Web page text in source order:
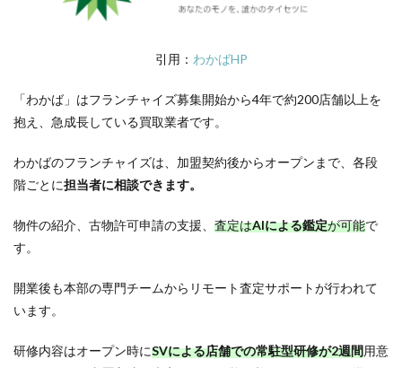
引用： わかばHP
「わかば」はフランチャイズ募集開始から4年で約200店舗以上を
抱え、急成長している買取業者です。
わかばのフランチャイズは、加盟契約後からオープンまで、各段
階ごとに担当者に相談できます。
物件の紹介、古物許可申請の支援、 査定はAIによる鑑定が可能で
す。
開業後も本部の専門チームからリモート査定サポートが行われて
います。
研修内容はオープン時にSVによる店舗での常駐型研修が2週間用意